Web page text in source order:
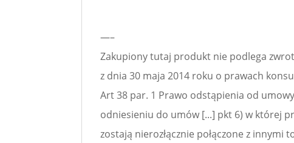
—–
Zakupiony tutaj produkt nie podlega
z dnia 30 maja 2014 roku o prawach
Art 38 par. 1 Prawo odstąpienia od
odniesieniu do umów [...] pkt 6) w której
zostają nierozłącznie połączone z innymi